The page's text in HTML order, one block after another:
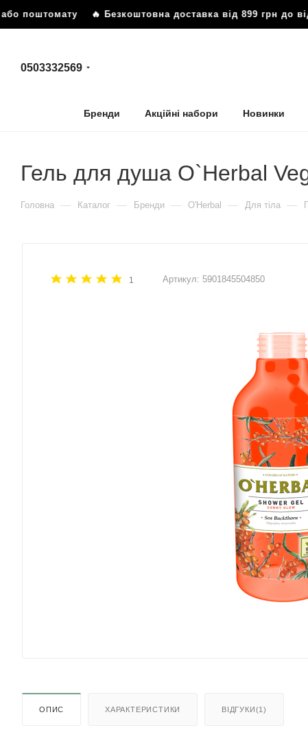
поштомату🔥 Безкоштовна доставка від 899 грн до
0503332569
Бренди Акційні набори Новинки
Гель для душа O`Herbal
Головна — Каталог — Бренди — O'Herbal — Для тіла —
1 Артикул: 5901845504850
ОПИС ХАРАКТЕРИСТИКИ ВІДГУКИ(1)